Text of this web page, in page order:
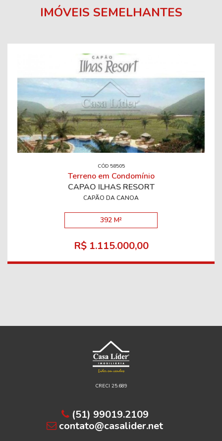
IMÓVEIS SEMELHANTES
CÓD 58505
Terreno em Condomínio
CAPÃO ILHAS RESORT
CAPÃO DA CANOA
392 M²
R$ 1.115.000,00
CRECI 25.689
(51) 99019.2109
contato@casalider.net